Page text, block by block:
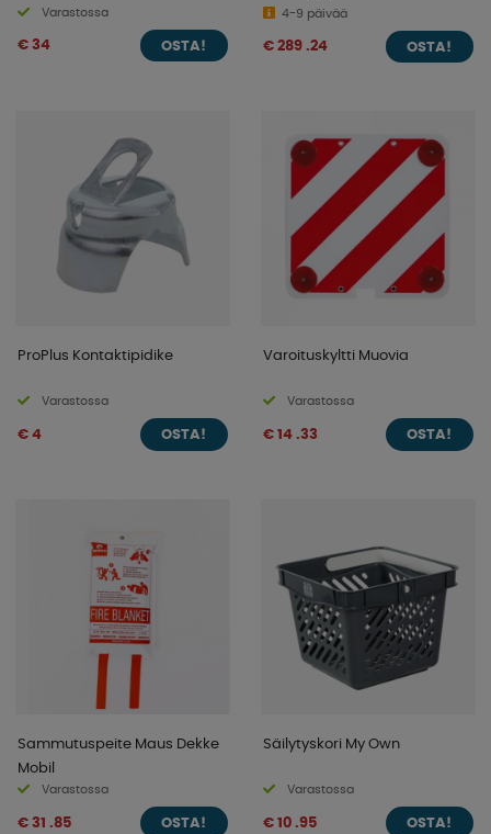
Teräslangalla
Varastossa
€ 34 OSTA!
4-9 päivää
€ 289 .24 OSTA!
ProPlus Kontaktipidike
Varastossa
€ 4 OSTA!
Varoituskyltti Muovia
Varastossa
€ 14 .33 OSTA!
Sammutuspeite Maus Dekke
Mobil
Varastossa
€ 31 .85 OSTA!
Säilytyskori My Own
Varastossa
€ 10 .95 OSTA!